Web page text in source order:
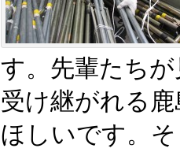
す。先輩たち
受け継がれる
ほしいです。